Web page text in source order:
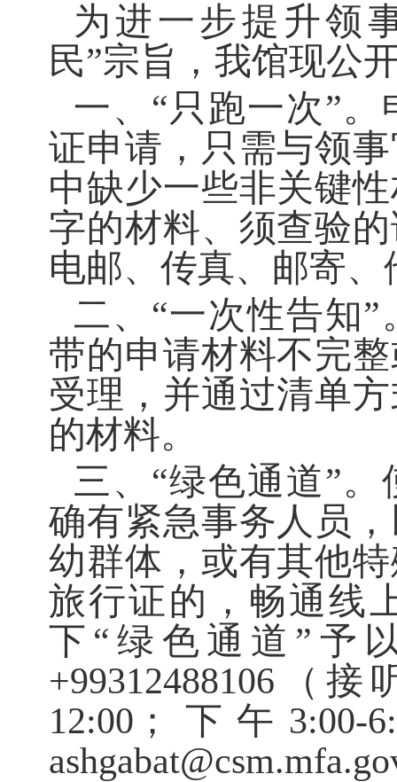
为进一步提升领
民”宗旨，我馆现公
一、 “只跑一次”
证申请，只需与领
中缺少一些非关键
字的材料、须查验
电邮、传真、邮寄
二、 “一次性告知
带的申请材料不完
受理，并通过清单
的材料。
三、 “绿色通道”。
确有紧急事务人员
幼群体，或有其他
旅行证的，畅通线
下“绿色通道”予
+99312488106（
12:00；下午 3:00-6: